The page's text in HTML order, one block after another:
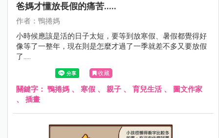
爸媽才懂放長假的痛苦.....
作者：鴨捲媽
小時候應該是活的日子太短，要等到放寒假、暑假都覺得好
像等了一整年，現在則是怎麼才過了一季就差不多又要放假
了.....
收藏
關鍵字： 鴨捲媽 、 寒假 、 親子 、 育兒生活、
圖文作家
、 插畫